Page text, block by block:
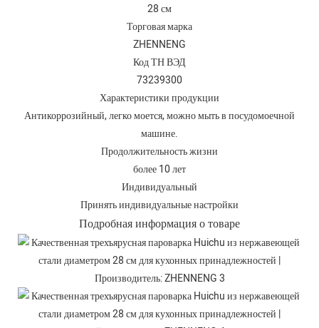
28 см
Торговая марка
ZHENNENG
Код ТН ВЭД
73239300
Характеристики продукции
Антикоррозийный, легко моется, можно мыть в посудомоечной
машине.
Продолжительность жизни
более 10 лет
Индивидуальный
Принять индивидуальные настройки
Подробная информация о товаре